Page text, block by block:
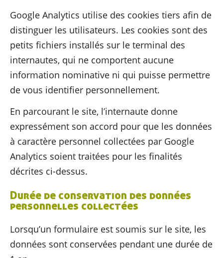
Google Analytics utilise des cookies tiers afin de
distinguer les utilisateurs. Les cookies sont des
petits fichiers installés sur le terminal des
internautes, qui ne comportent aucune
information nominative ni qui puisse permettre
de vous identifier personnellement.
En parcourant le site, l’internaute donne
expressément son accord pour que les données
à caractère personnel collectées par Google
Analytics soient traitées pour les finalités
décrites ci-dessus.
Durée de conservation des données
personnelles collectées
Lorsqu’un formulaire est soumis sur le site, les
données sont conservées pendant une durée de